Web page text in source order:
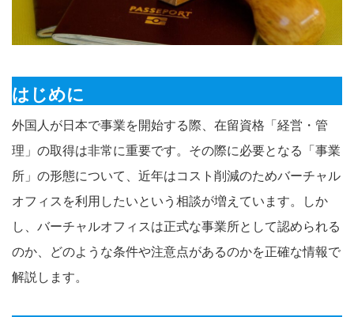
はじめに
外国人が日本で事業を開始する際、在留資格「経営・管
理」の取得は非常に重要です。その際に必要となる「事業
所」の形態について、近年はコスト削減のためバーチャル
オフィスを利用したいという相談が増えています。しか
し、バーチャルオフィスは正式な事業所として認められる
のか、どのような条件や注意点があるのかを正確な情報で
解説します。